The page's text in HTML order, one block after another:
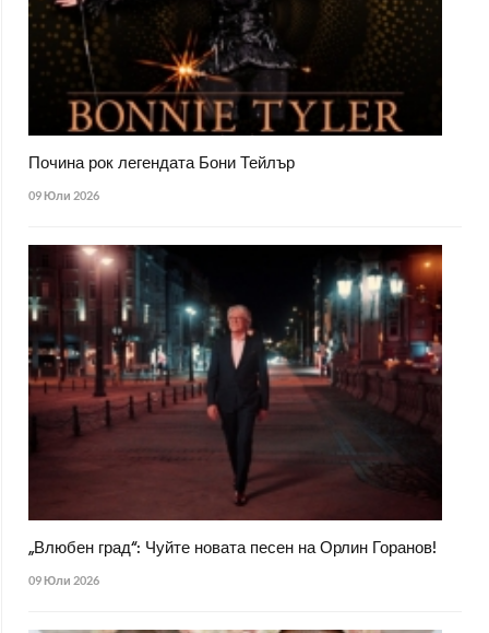
Почина рок легендата Бони Тейлър
09 Юли 2026
„Влюбен град“: Чуйте новата песен на Орлин Горанов!
09 Юли 2026